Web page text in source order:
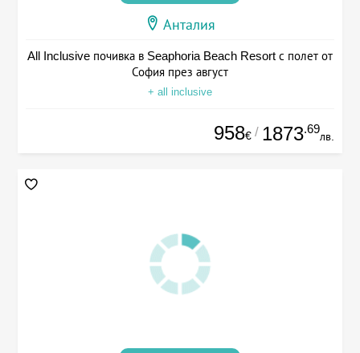
Анталия
All Inclusive почивка в Seaphoria Beach Resort с полет от
София през август
+ all inclusive
958€ / 1873.69
лв.